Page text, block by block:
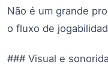
Não é um grande
o fluxo de
### Visual e